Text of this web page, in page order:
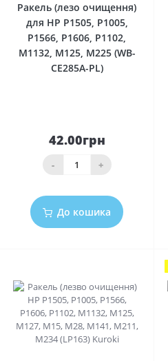
Ракель (лезо очищення)
для HP P1505, P1005,
P1566, P1606, P1102,
M1132, M125, M225 (WB-
CE285A-PL)
42.00грн
- +
До кошика